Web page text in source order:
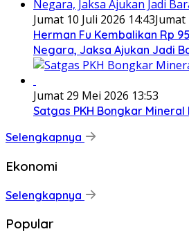
Jumat 10 Juli 2026 14:43Jumat
Herman Fu Kembalikan Rp
Negara, Jaksa Ajukan Jadi
Jumat 29 Mei 2026 13:53
Satgas PKH Bongkar
Selengkapnya
Ekonomi
Selengkapnya
Popular